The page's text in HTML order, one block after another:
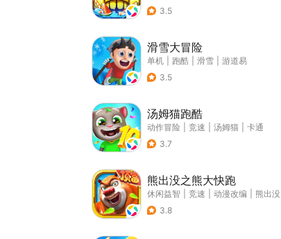
3.5
滑雪大冒险
单机 跑酷 滑雪
游道易
3.5
汤姆猫跑酷
动作冒险 竞速 汤姆猫
卡通
3.7
熊出没之熊大快跑
休闲益智 竞速 动漫改编
熊出没
3.8